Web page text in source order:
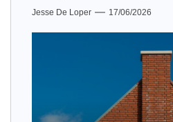
Jesse De Loper 17/06/2026